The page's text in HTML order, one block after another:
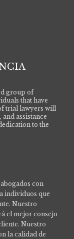
group of
that have
trial lawyers will
assistance
to the
con
individuos que
Nuestro
el mejor consejo
Nuestro
la calidad de